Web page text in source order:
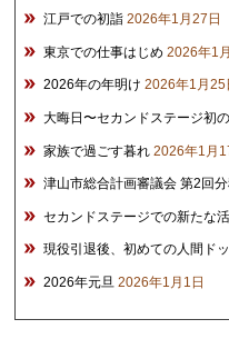
江戸での初詣 2026年1月27日
東京での仕事はじめ 2026年1
2026年の年明け 2026年1月25
大晦日〜セカンドステージ初
家族で過ごす暮れ 2026年1月
津山市総合計画審議会 第2回
セカンドステージでの新たな
現役引退後、初めての人間ド
2026年元旦 2026年1月1日